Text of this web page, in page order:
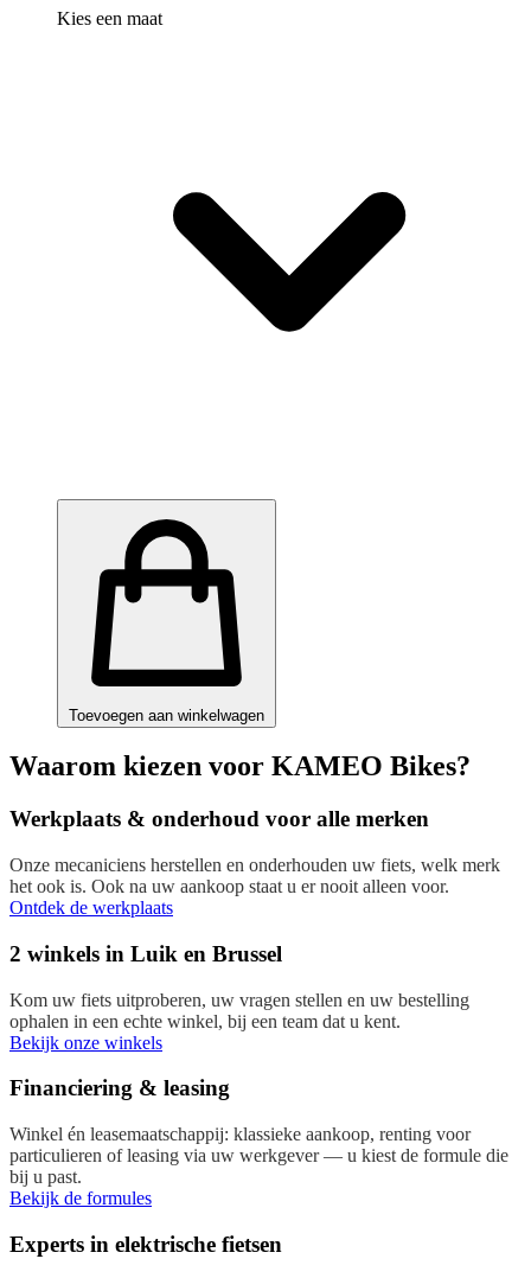
Kies een maat
Toevoegen aan winkelwagen
Waarom kiezen voor KAMEO Bikes?
Werkplaats & onderhoud voor alle merken
Onze mecaniciens herstellen en onderhouden uw fiets, welk merk
het ook is. Ook na uw aankoop staat u er nooit alleen voor.
Ontdek de werkplaats
2 winkels in Luik en Brussel
Kom uw fiets uitproberen, uw vragen stellen en uw bestelling
ophalen in een echte winkel, bij een team dat u kent.
Bekijk onze winkels
Financiering & leasing
Winkel én leasemaatschappij: klassieke aankoop, renting voor
particulieren of leasing via uw werkgever — u kiest de formule die
bij u past.
Bekijk de formules
Experts in elektrische fietsen